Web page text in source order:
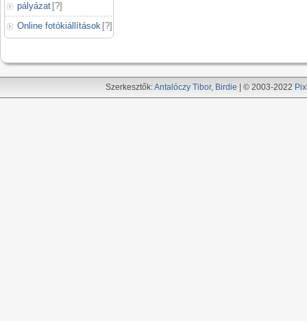
pályázat [?]
Online fotókiállítások [?]
Szerkesztők:Antalóczy Tibor, Birdie | © 2003-2022